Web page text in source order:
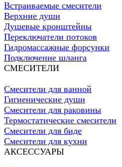
Встраиваемые смесители
Верхние души
Душевые кронштейны
Переключатели потоков
Гидромассажные форсунки
Подключение шланга
СМЕСИТЕЛИ
Смесители для ванной
Гигиенические души
Смесители для раковины
Термостатические смесители
Смесители для биде
Смесители для кухни
АКСЕССУАРЫ